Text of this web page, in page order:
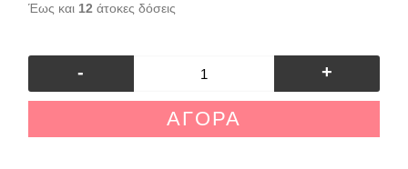
Έως και 12 άτοκες δόσεις
- +
ΑΓΟΡΆ